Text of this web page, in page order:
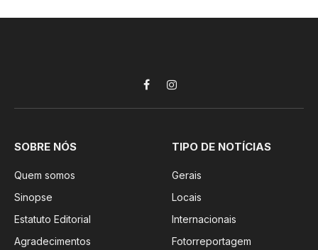
FacebookInstagram
SOBRE NÓS
Quem somos
Sinopse
Estatuto Editorial
Agradecimentos
TIPO DE NOTÍCIAS
Gerais
Locais
Internacionais
Fotorreportagem